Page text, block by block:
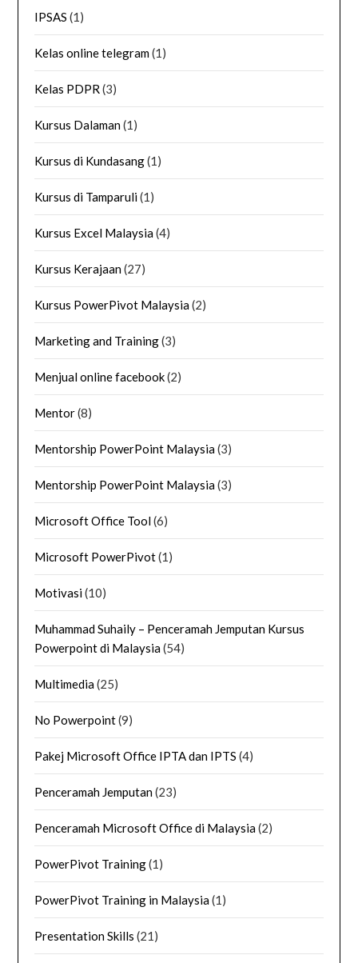
IPSAS (1)
Kelas online telegram(1)
Kelas PDPR (3)
Kursus Dalaman(1)
Kursus di Kundasang(1)
Kursus di Tamparuli(1)
Kursus Excel Malaysia(4)
Kursus Kerajaan(27)
Kursus PowerPivot Malaysia(2)
Marketing and Training(3)
Menjual online facebook(2)
Mentor(8)
Mentorship PowerPoint Malaysia(3)
Mentorship PowerPoint Malaysia(3)
Microsoft Office Tool(6)
Microsoft PowerPivot(1)
Motivasi(10)
Muhammad Suhaily – Penceramah Jemputan Kursus
Powerpoint di Malaysia(54)
Multimedia(25)
No Powerpoint(9)
Pakej Microsoft Office IPTA dan IPTS (4)
Penceramah Jemputan(23)
Penceramah Microsoft Office di Malaysia(2)
PowerPivot Training(1)
PowerPivot Training in Malaysia(1)
Presentation Skills (21)